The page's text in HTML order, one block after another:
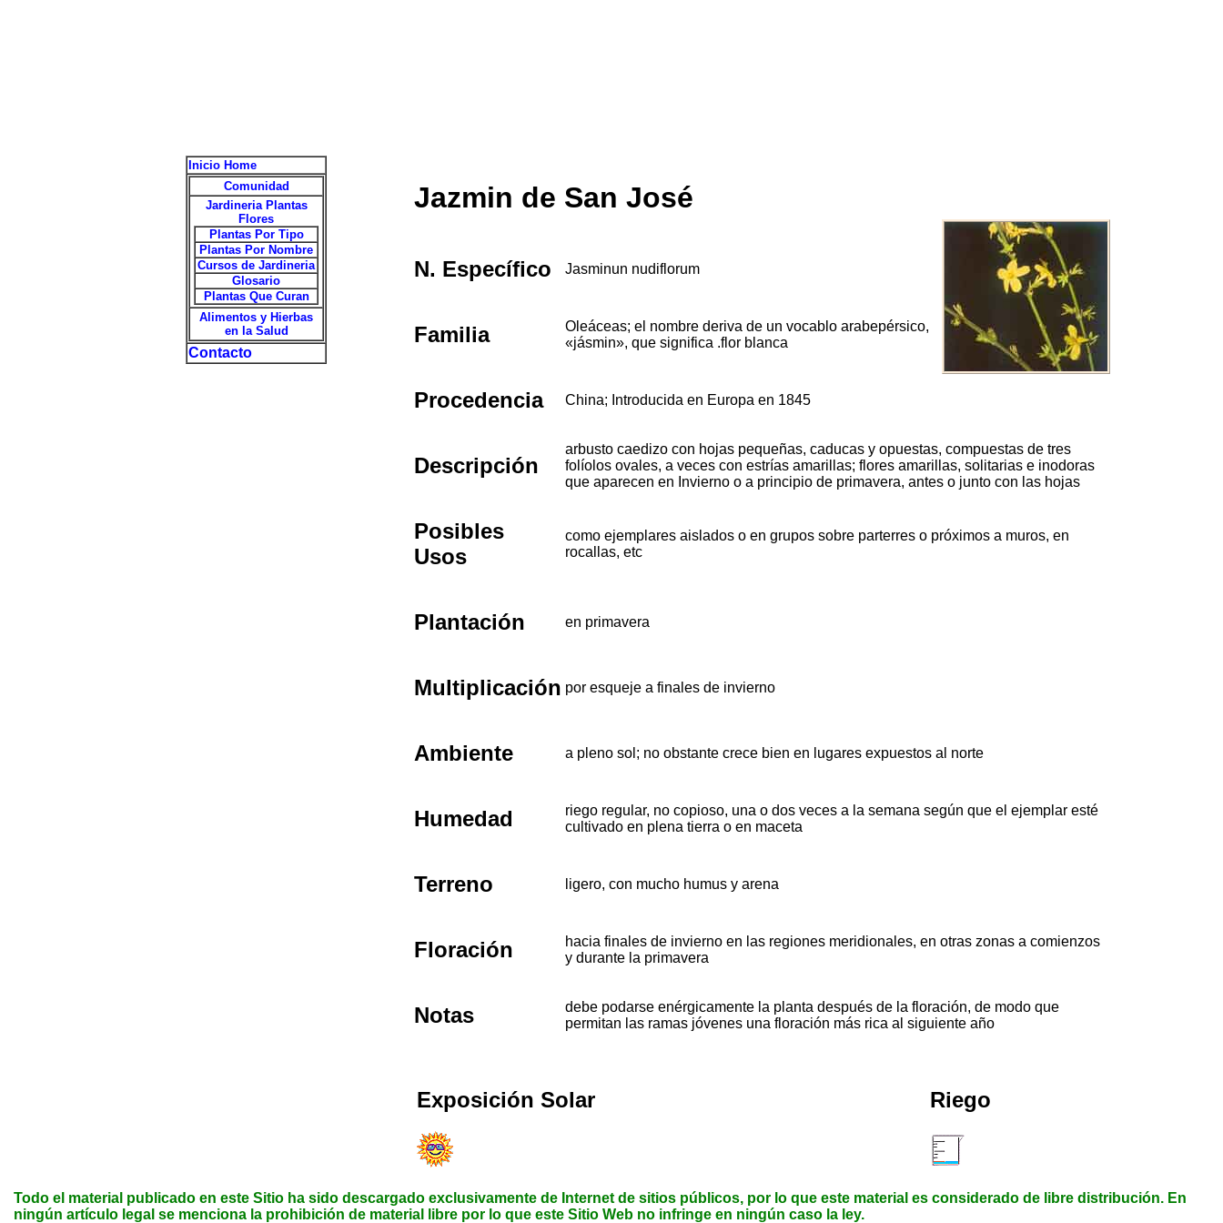
Inicio Home
Comunidad
Jardineria Plantas
Flores
Plantas Por Tipo
Plantas Por Nombre
Cursos de Jardineria
Glosario
Plantas Que Curan
Alimentos y Hierbas
en la Salud
Contacto
Jazmin de San José
N. Específico Jasminun nudiflorum
Familia
Oleáceas; el nombre deriva de un vocablo arabepérsico,
«jásmin», que significa .flor blanca
Procedencia China; Introducida en Europa en 1845
Descripción
arbusto caedizo con hojas pequeñas, caducas y opuestas, compuestas de tres
folíolos ovales, a veces con estrías amarillas; flores amarillas, solitarias e inodoras
que aparecen en Invierno o a principio de primavera, antes o junto con las hojas
Posibles
Usos
como ejemplares aislados o en grupos sobre parterres o próximos a muros, en
rocallas, etc
Plantación en primavera
Multiplicación por esqueje a finales de invierno
Ambiente a pleno sol; no obstante crece bien en lugares expuestos al norte
Humedad
riego regular, no copioso, una o dos veces a la semana según que el ejemplar esté
cultivado en plena tierra o en maceta
Terreno ligero, con mucho humus y arena
Floración
hacia finales de invierno en las regiones meridionales, en otras zonas a comienzos
y durante la primavera
Notas
debe podarse enérgicamente la planta después de la floración, de modo que
permitan las ramas jóvenes una floración más rica al siguiente año
Exposición Solar Riego
Todo el material publicado en este Sitio ha sido descargado exclusivamente de Internet de sitios públicos, por lo que este material es considerado de libre distribución. En
ningún artículo legal se menciona la prohibición de material libre por lo que este Sitio Web no infringe en ningún caso la ley.